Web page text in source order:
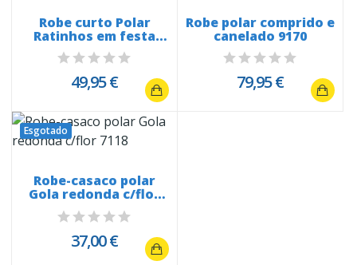
Robe curto Polar
Ratinhos em festa
7121
49,95 €
Robe polar comprido e
canelado 9170
79,95 €
Esgotado
Robe-casaco polar
Gola redonda c/flor
7118
37,00 €